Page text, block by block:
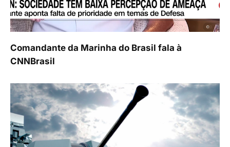
Comandante da Marinha do Brasil fala à
CNNBrasil